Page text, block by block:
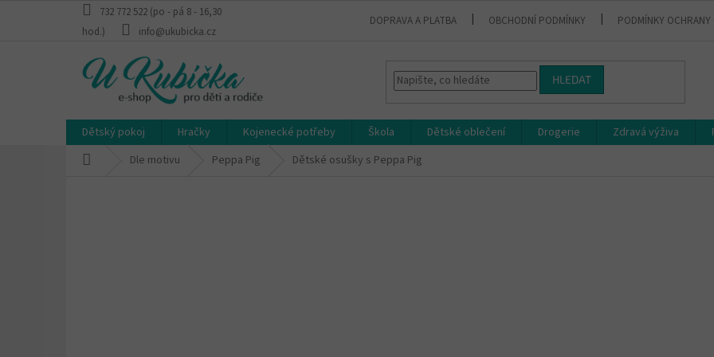
732 772 522 (po - pá 8 - 16,30
hod.)
info@ukubicka.cz
DOPRAVA A PLATBA OBCHODNÍ PODMÍNKY PODMÍNKY OCHRANY
HLEDAT
Dětský pokoj Hračky Kojenecké potřeby Škola Dětské oblečení Drogerie Zdravá výživa
Dle motivu Peppa Pig Dětské osušky s Peppa Pig